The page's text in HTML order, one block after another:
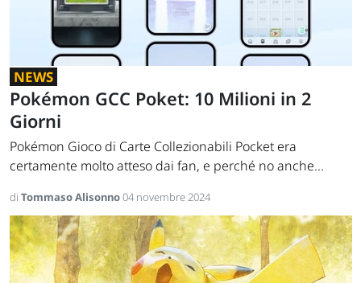
NEWS
Pokémon GCC Poket: 10 Milioni in 2
Giorni
Pokémon Gioco di Carte Collezionabili Pocket era
certamente molto atteso dai fan, e perché no anche...
di Tommaso Alisonno04 novembre 2024